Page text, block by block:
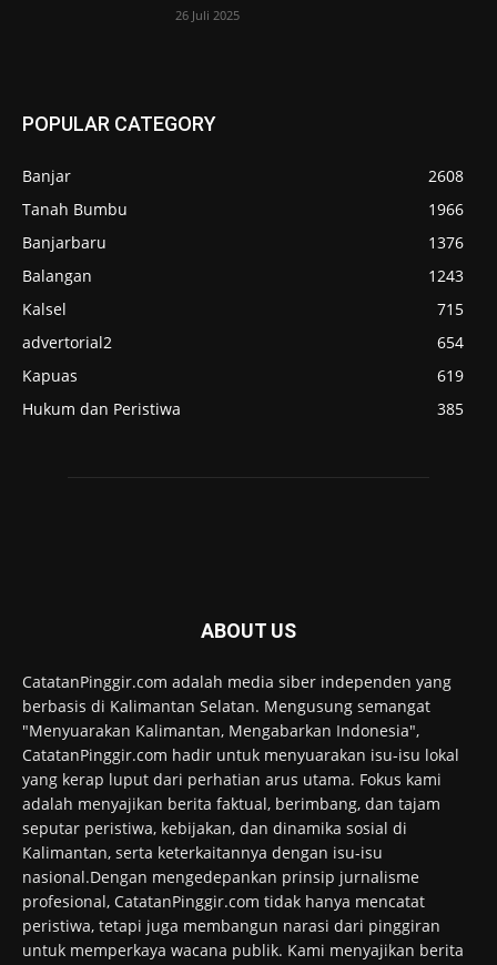
26 Juli 2025
POPULAR CATEGORY
Banjar
2608
Tanah Bumbu
1966
Banjarbaru
1376
Balangan
1243
Kalsel
715
advertorial2
654
Kapuas
619
Hukum dan Peristiwa
385
ABOUT US
CatatanPinggir.com adalah media siber independen yang
berbasis di Kalimantan Selatan. Mengusung semangat
"Menyuarakan Kalimantan, Mengabarkan Indonesia",
CatatanPinggir.com hadir untuk menyuarakan isu-isu lokal
yang kerap luput dari perhatian arus utama. Fokus kami
adalah menyajikan berita faktual, berimbang, dan tajam
seputar peristiwa, kebijakan, dan dinamika sosial di
Kalimantan, serta keterkaitannya dengan isu-isu
nasional.Dengan mengedepankan prinsip jurnalisme
profesional, CatatanPinggir.com tidak hanya mencatat
peristiwa, tetapi juga membangun narasi dari pinggiran
untuk memperkaya wacana publik. Kami menyajikan berita